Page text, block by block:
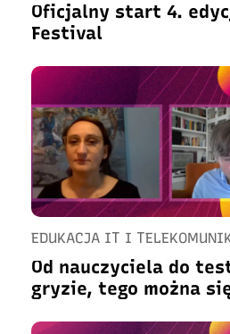
Oficjalny start 4.
Festival
EDUKACJA IT I
Od nauczyciela do
gryzie, tego można